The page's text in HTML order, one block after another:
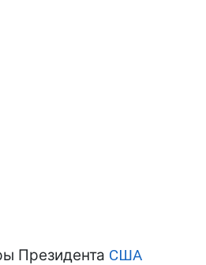
Президента США